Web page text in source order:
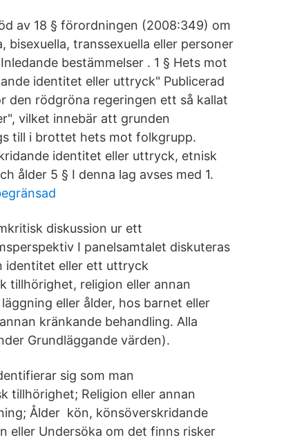
av 18 § förordningen (2008:349) om
transsexuella eller personer
bestämmelser . 1 § Hets mot
identitet eller uttryck" Publicerad
den rödgröna regeringen ett så kallat
vilket innebär att grunden
till i brottet hets mot folkgrupp.
identitet eller uttryck, etnisk
ålder 5 § I denna lag avses med 1.
diskussion ur ett
I panelsamtalet diskuteras
identitet eller ett uttryck
tillhörighet, religion eller annan
eller ålder, hos barnet eller
kränkande behandling. Alla
Grundläggande värden).
sig som man
tillhörighet; Religion eller annan
Ålder kön, könsöverskridande
eller Undersöka om det finns risker